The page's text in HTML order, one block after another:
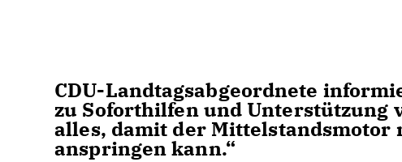
CDU-Landtagsabgeordnete
zu Soforthilfen und Unterstützung
alles, damit der Mittelstandsmotor
anspringen kann.“